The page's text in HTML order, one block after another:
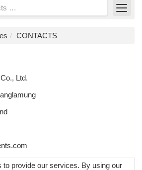
CONTACTS
Ltd.
to provide our services. By using our